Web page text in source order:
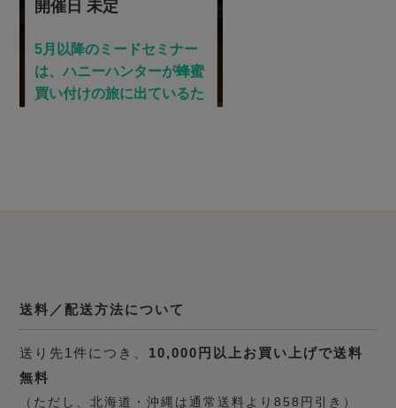
送料／配送方法について
送り先1件につき、 10,000円以上お買い上げで送料
無料
（ただし、北海道・沖縄は通常送料より858円引き）